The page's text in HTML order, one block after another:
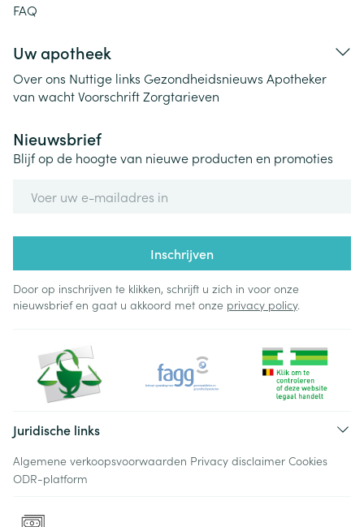
FAQ
Uw apotheek
Over ons Nuttige links Gezondheidsnieuws Apotheker
van wachtVoorschriftZorgtarieven
Nieuwsbrief
Blijf op de hoogte van nieuwe producten en promoties
Inschrijven
Door op inschrijven te klikken, schrijft u zich in voor onze
nieuwsbrief en gaat u akkoord met onze privacy policy.
Juridische links
Algemene verkoopsvoorwaarden Privacy disclaimer Cookies
ODR-platform